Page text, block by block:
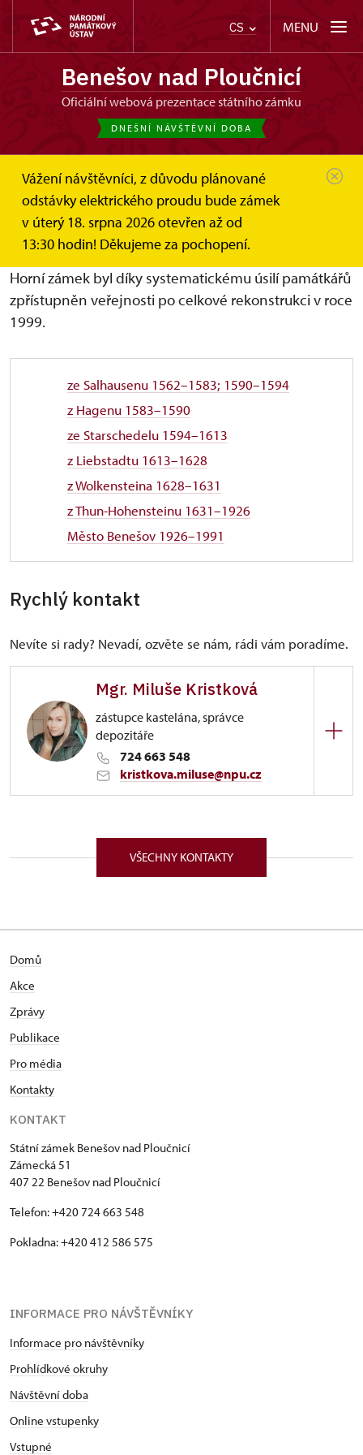
CS MENU
Benešov nad Ploučnicí
oficiální webová prezentace státního zámku
DNEŠNÍ NÁVŠTĚVNÍ DOBA
Vážení návštěvníci, z důvodu plánované
odstávky elektrického proudu bude zámek
v úterý 18. srpna 2026 otevřen až od
13:30 hodin! Děkujeme za pochopení.
Benešov nad Ploučnicí
O zámku
Horní zámek 1562–1926
Horní zámek 1562–1926
Horní zámek byl díky systematickému úsilí památkářů
zpřístupněn veřejnosti po celkové rekonstrukci v roce
1999.
ze Salhausenu 1562–1583; 1590–1594
z Hagenu 1583–1590
ze Starschedelu 1594–1613
z Liebstadtu 1613–1628
z Wolkensteina 1628–1631
z Thun-Hohensteinu 1631–1926
Město Benešov 1926–1991
Rychlý kontakt
Nevíte si rady? Nevadí, ozvěte se nám, rádi vám poradíme.
Mgr. Miluše Kristková
zástupce kastelána, správce
depozitáře
724 663 548
kristkova.miluse@npu.cz
Zámecká 51/, Benešov nad Ploučnicí 40722
VŠECHNY KONTAKTY
Domů
Akce
Zprávy
Publikace
Pro média
Kontakty
KONTAKT
Státní zámek Benešov nad Ploučnicí
Zámecká 51
407 22 Benešov nad Ploučnicí
Telefon: +420 724 663 548
Pokladna: +420 412 586 575
INFORMACE PRO NÁVŠTĚVNÍKY
Informace pro návštěvníky
Prohlídkové okruhy
Návštěvní doba
Online vstupenky
Vstupné